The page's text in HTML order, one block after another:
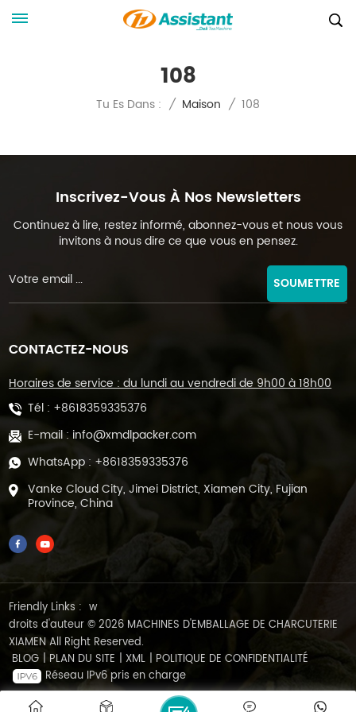
108
Tu Es Dans : / Maison / 108
Inscrivez-Vous À Nos Newsletters
Continuez à lire, restez informé, abonnez-vous et nous vous
invitons à nous dire ce que vous en pensez.
SOUMETTRE
CONTACTEZ-NOUS
Horaires de service : du lundi au vendredi de 9h00 à 18h00
Tél : +8618359335376
E-mail : info@xmdlpacker.com
WhatsApp : +8618359335376
Vanke Cloud City, Jimei District, Xiamen City, Fujian
Province, China
Friendly Links : w
droits d'auteur © 2026 MACHINES D'EMBALLAGE DE CHARCUTERIE
XIAMEN All Right Reserved.
BLOG | PLAN DU SITE | XML | POLITIQUE DE CONFIDENTIALITÉ
Réseau IPv6 pris en charge